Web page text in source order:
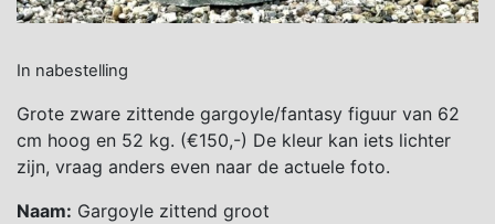
In nabestelling
Grote zware zittende gargoyle/fantasy figuur van 62
cm hoog en 52 kg. (€150,-) De kleur kan iets lichter
zijn, vraag anders even naar de actuele foto.
Naam: Gargoyle zittend groot